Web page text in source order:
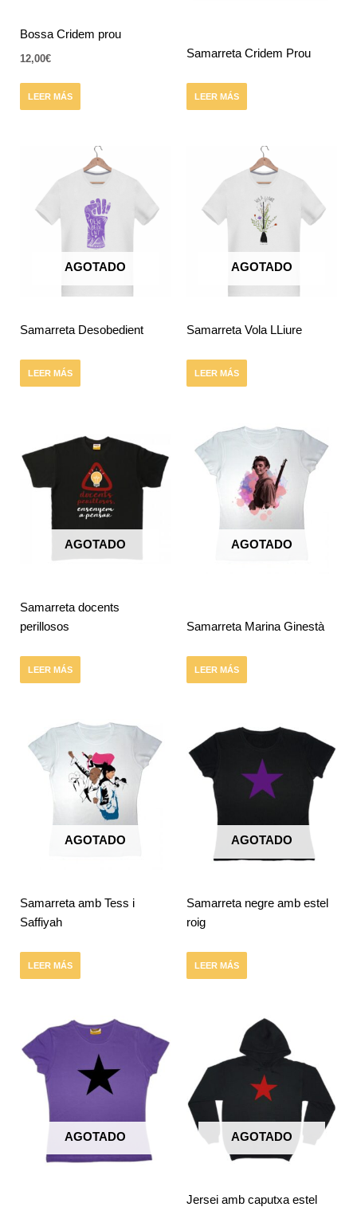
Bossa Cridem prou
12,00€
LEER MÁS
Samarreta Cridem Prou
LEER MÁS
AGOTADO
Samarreta Desobedient
LEER MÁS
AGOTADO
Samarreta Vola LLiure
LEER MÁS
AGOTADO
Samarreta docents
perillosos
LEER MÁS
AGOTADO
Samarreta Marina Ginestà
LEER MÁS
AGOTADO
Samarreta amb Tess i
Saffiyah
LEER MÁS
AGOTADO
Samarreta negre amb estel
roig
LEER MÁS
AGOTADO AGOTADO
Jersei amb caputxa estel